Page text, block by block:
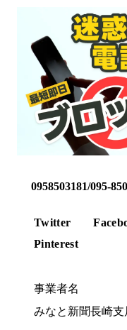
0958503181/095-
Twitter
Pinterest
事業者名
みなと新聞長崎支